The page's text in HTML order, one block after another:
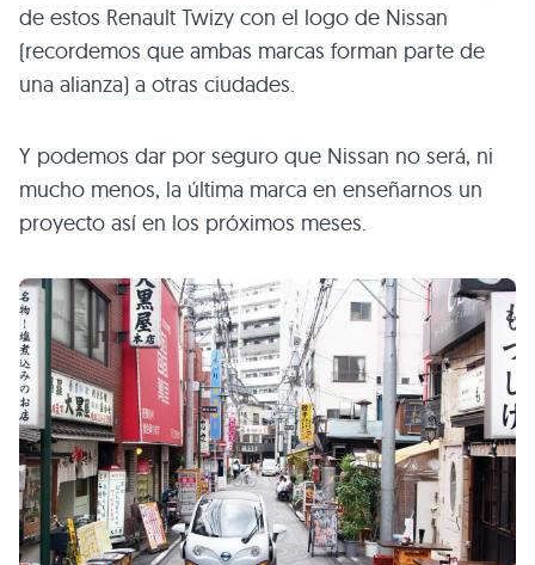
de estos Renault Twizy con el logo de Nissan
(recordemos que ambas marcas forman parte de
una alianza) a otras ciudades.
Y podemos dar por seguro que Nissan no será, ni
mucho menos, la última marca en enseñarnos un
proyecto así en los próximos meses.